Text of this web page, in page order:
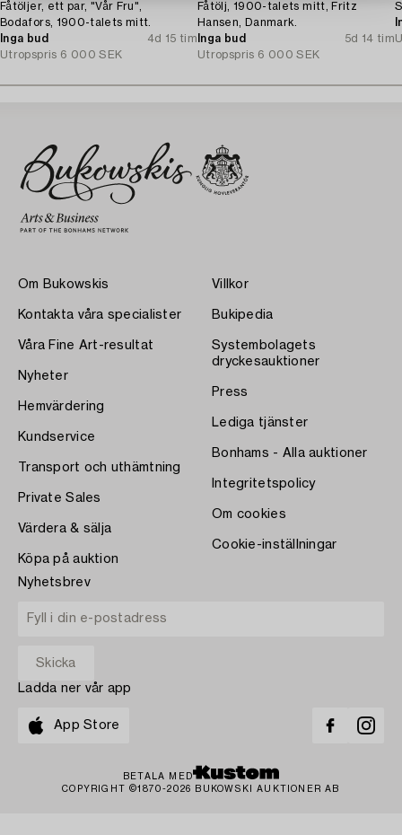
Fåtöljer, ett par, "Vår Fru",
Bodafors, 1900-talets mitt.
Inga bud
4d 15 tim
Utropspris 6 000 SEK
Fåtölj, 1900-talets mitt, Fritz
Hansen, Danmark.
Inga bud
5d 14 tim
Utropspris 6 000 SEK
Om Bukowskis
Kontakta våra specialister
Våra Fine Art-resultat
Nyheter
Hemvärdering
Kundservice
Transport och uthämtning
Private Sales
Värdera & sälja
Köpa på auktion
Villkor
Bukipedia
Systembolagets
dryckesauktioner
Press
Lediga tjänster
Bonhams - Alla auktioner
Integritetspolicy
Om cookies
Cookie-inställningar
Nyhetsbrev
Ladda ner vår app
App Store
BETALA MED
COPYRIGHT ©1870-2026 BUKOWSKI AUKTIONER AB